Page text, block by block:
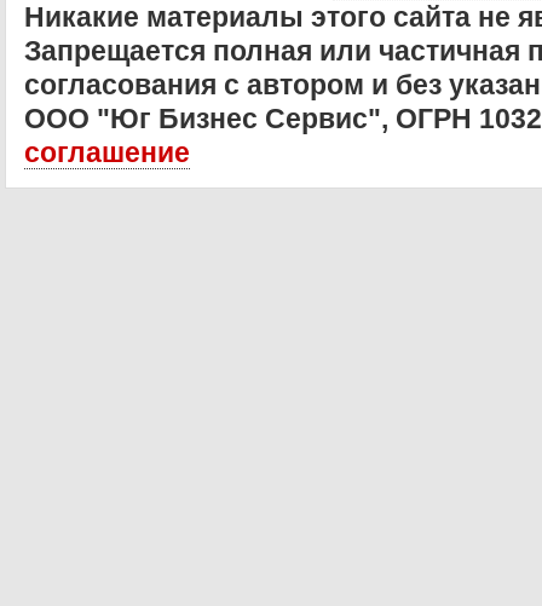
Никакие материалы этого сайта не
Запрещается полная или частичная
согласования с автором и без
ООО "Юг Бизнес Сервис", ОГРН
соглашение